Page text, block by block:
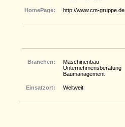
HomePage: http://www.cm-gruppe.de
Branchen:
Maschinenbau
Unternehmensberatung
Baumanagement
Einsatzort: Weltweit